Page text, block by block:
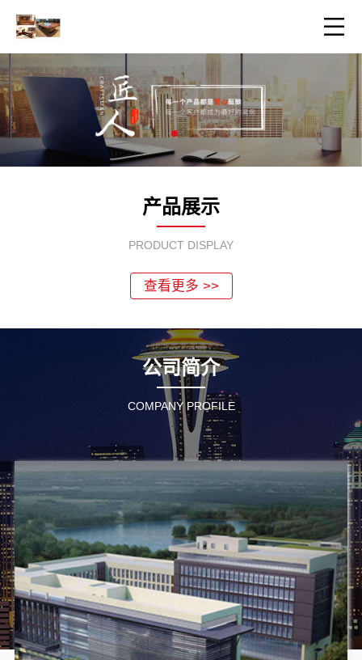
产品展示
PRODUCT DISPLAY
查看更多 >>
公司简介
COMPANY PROFILE